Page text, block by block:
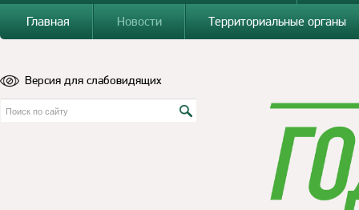
Главная
Новости Территориальные органы
Версия для слабовидящих